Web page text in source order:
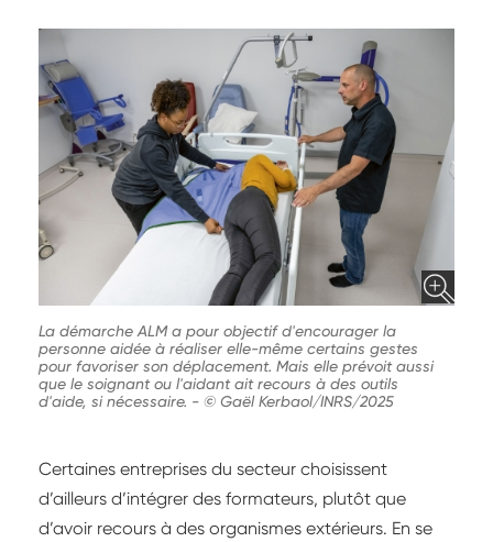
La démarche ALM a pour objectif d'encourager la
personne aidée à réaliser elle-même certains gestes
pour favoriser son déplacement. Mais elle prévoit aussi
que le soignant ou l'aidant ait recours à des outils
d'aide, si nécessaire. - © Gaël Kerbaol/INRS/2025
Certaines entreprises du secteur choisissent
d’ailleurs d’intégrer des formateurs, plutôt que
d’avoir recours à des organismes extérieurs. En se